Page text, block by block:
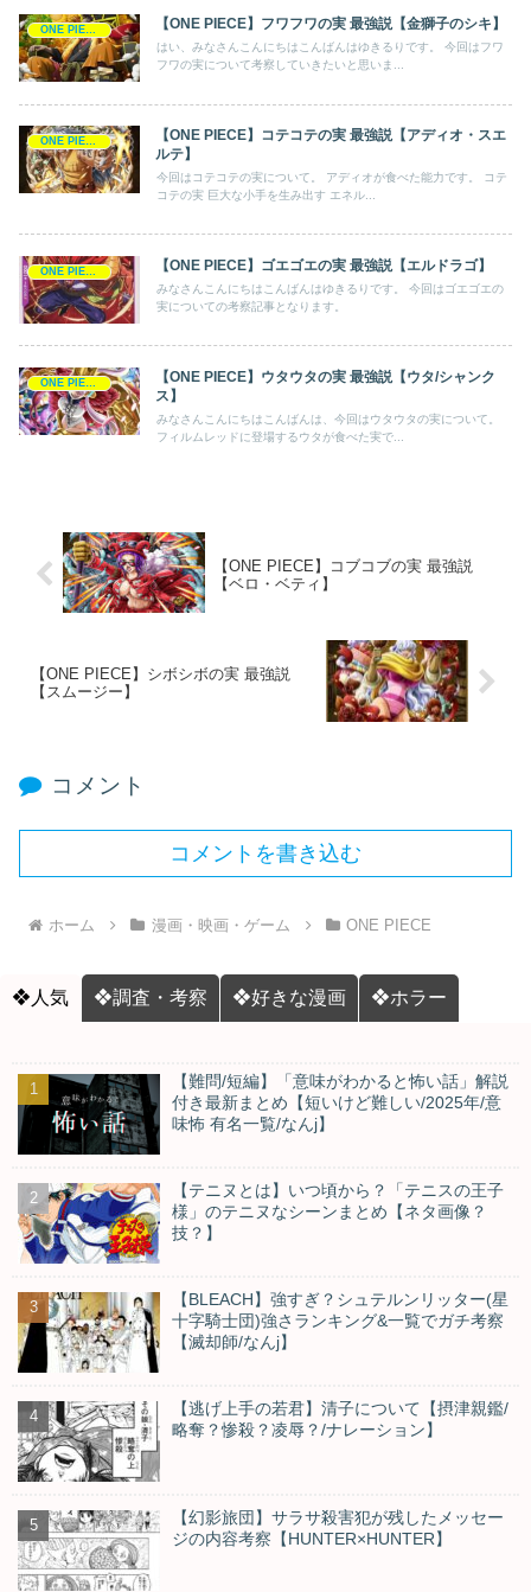
ONE PIECE 【ONE PIECE】フワフワの実 最強説【金獅子のシキ】
はい、みなさんこんにちはこんばんはゆきるりです。 今回はフワ
フワの実について考察していきたいと思いま...
ONE PIECE
【ONE PIECE】コテコテの実 最強説【アディオ・スエ
ルテ】
今回はコテコテの実について。 アディオが食べた能力です。 コテ
コテの実 巨大な小手を生み出す エネル...
ONE PIECE 【ONE PIECE】ゴエゴエの実 最強説【エルドラゴ】
みなさんこんにちはこんばんはゆきるりです。 今回はゴエゴエの
実についての考察記事となります。
ONE PIECE
【ONE PIECE】ウタウタの実 最強説【ウタ/シャンク
ス】
みなさんこんにちはこんばんは、今回はウタウタの実について。
フィルムレッドに登場するウタが食べた実で...
【ONE PIECE】コブコブの実 最強説
【ベロ・ベティ】
【ONE PIECE】シボシボの実 最強説
【スムージー】
コメント
コメントを書き込む
ホーム 漫画・映画・ゲーム ONE PIECE
❖人気 ❖調査・考察 ❖好きな漫画 ❖ホラー
【難問/短編】「意味がわかると怖い話」解説
付き最新まとめ【短いけど難しい/2025年/意
味怖 有名一覧/なんj】
【テニヌとは】いつ頃から？「テニスの王子
様」のテニヌなシーンまとめ【ネタ画像？
技？】
【BLEACH】強すぎ？シュテルンリッター(星
十字騎士団)強さランキング&一覧でガチ考察
【滅却師/なんj】
【逃げ上手の若君】清子について【摂津親鑑/
略奪？惨殺？凌辱？/ナレーション】
【幻影旅団】サラサ殺害犯が残したメッセー
ジの内容考察【HUNTER×HUNTER】